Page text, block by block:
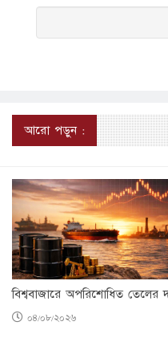
আরো পড়ুন :
বিশ্ববাজারে অপরিশোধিত তেলের
০৪/০৮/২০২৬